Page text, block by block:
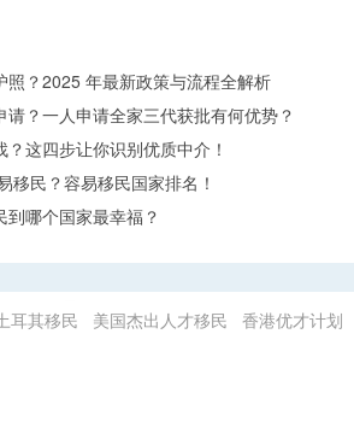
照？2025 年最新政策与流程全解析​
？一人申请全家三代获批有何优势？​
这四步让你识别优质中介！
移民？容易移民国家排名！
哪个国家最幸福？
耳其移民 美国杰出人才移民 香港优才计划